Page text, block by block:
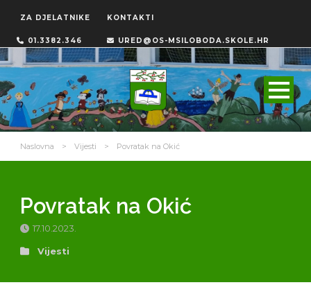
ZA DJELATNIKE KONTAKTI
01.3382.346 URED@OS-MSILOBODA.SKOLE.HR
Naslovna > Vijesti > Povratak na Okić
Povratak na Okić
17.10.2023.
Vijesti